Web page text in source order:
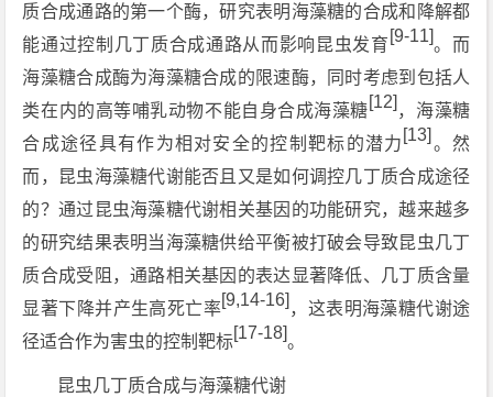
质合成通路的第一个酶，研究表明海藻糖的合成和降解都
能通过控制几丁质合成通路从而影响昆虫发育 [9-11]。而
海藻糖合成酶为海藻糖合成的限速酶，同时考虑到包括人
类在内的高等哺乳动物不能自身合成海藻糖[12]，海藻糖
合成途径具有作为相对安全的控制靶标的潜力 [13] 。然
而，昆虫海藻糖代谢能否且又是如何调控几丁质合成途径
的？通过昆虫海藻糖代谢相关基因的功能研究，越来越多
的研究结果表明当海藻糖供给平衡被打破会导致昆虫几丁
质合成受阻，通路相关基因的表达显著降低、几丁质含量
显著下降并产生高死亡率[9,14-16]，这表明海藻糖代谢途
径适合作为害虫的控制靶标[17-18]。
昆虫几丁质合成与海藻糖代谢